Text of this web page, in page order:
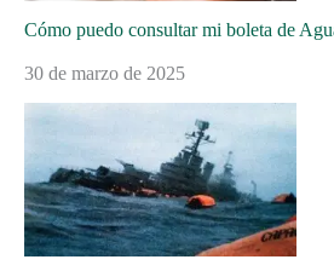
Cómo puedo consultar mi boleta de
30 de marzo de 2025